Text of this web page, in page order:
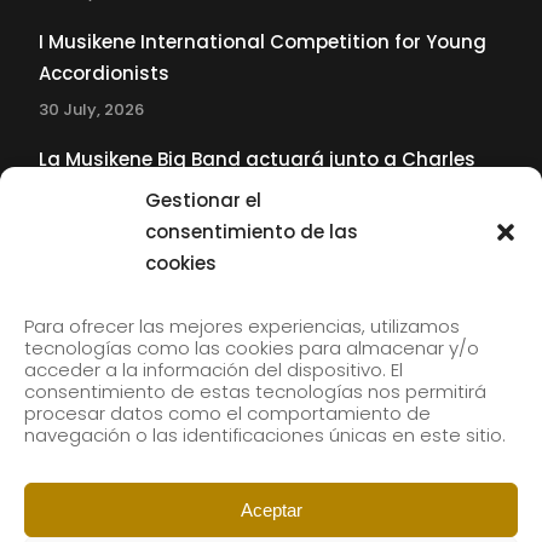
Gestionar el
consentimiento de las
cookies
Para ofrecer las mejores experiencias, utilizamos
tecnologías como las cookies para almacenar y/o
acceder a la información del dispositivo. El
consentimiento de estas tecnologías nos permitirá
procesar datos como el comportamiento de
navegación o las identificaciones únicas en este sitio.
Aceptar
I Musikene International Competition for Young
Accordionists
30 July, 2026
La Musikene Big Band actuará junto a Charles
Tolliver en el 61 Jazzaldia
Subscribe to our newsletter to receive our news by
email.